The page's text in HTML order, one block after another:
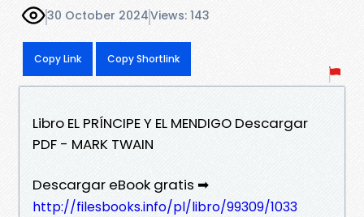
30 October 2024Views: 143
Copy Link Copy Shortlink
Libro EL PRÍNCIPE Y EL MENDIGO Descargar
PDF - MARK TWAIN
Descargar eBook gratis ➡
http://filesbooks.info/pl/libro/99309/1033